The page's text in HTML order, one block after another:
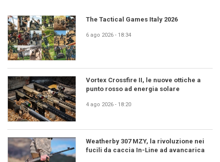
The Tactical Games Italy 2026
6 ago 2026 - 18:34
Vortex Crossfire II, le nuove ottiche a
punto rosso ad energia solare
4 ago 2026 - 18:20
Weatherby 307 MZY, la rivoluzione nei
fucili da caccia In-Line ad avancarica